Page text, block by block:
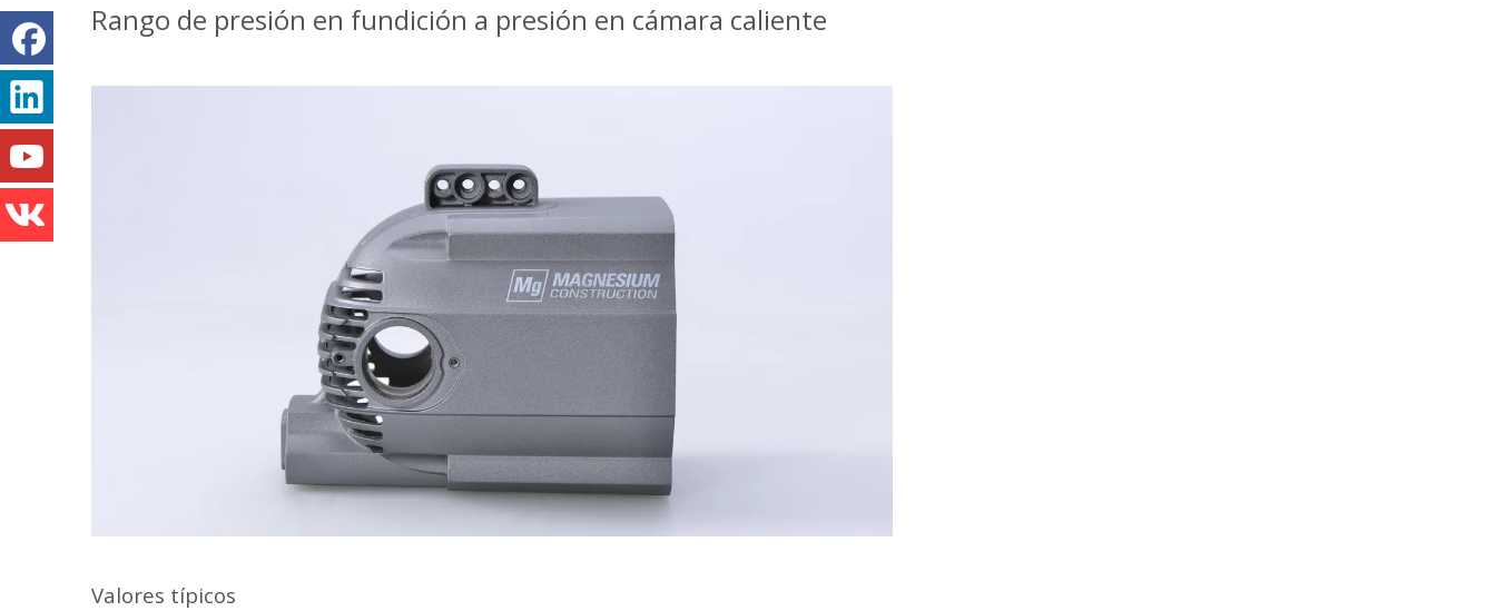
Rango de presión en fundición a presión en cámara caliente
Valores típicos